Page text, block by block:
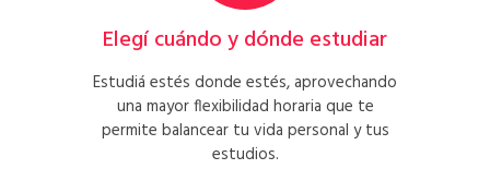
Elegí cuándo y dónde estudiar
Estudiá estés donde estés, aprovechando
una mayor flexibilidad horaria que te
permite balancear tu vida personal y tus
estudios.